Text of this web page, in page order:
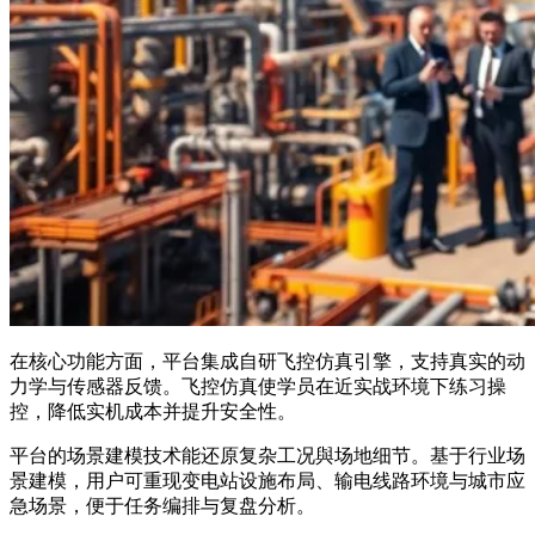
在核心功能方面，平台集成自研飞控仿真引擎，支持真实的动
力学与传感器反馈。飞控仿真使学员在近实战环境下练习操
控，降低实机成本并提升安全性。
平台的场景建模技术能还原复杂工况與场地细节。基于行业场
景建模，用户可重现变电站设施布局、输电线路环境与城市应
急场景，便于任务编排与复盘分析。